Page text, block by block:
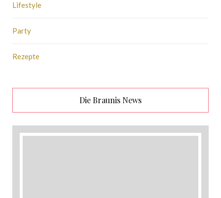
Lifestyle
Party
Rezepte
Die Braunis News